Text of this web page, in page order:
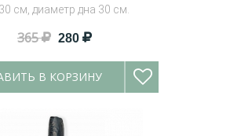
см, диаметр дна 30 см.
365 280
В КОРЗИНУ